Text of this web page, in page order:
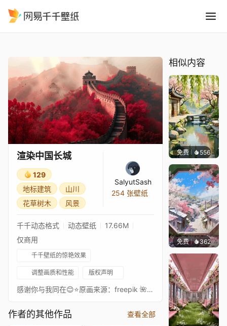
渲染中国长城
129
地标建筑
山川
花草树木
风景
SalyutSash
254 张壁纸
千千动态格式 动态壁纸
17.66M
仅商用
千千壁纸的惊艳效果
调整画质和性能 版权声明
感谢你与我同在😊⭐原画来源：freepik 🌺如果你喜欢我的作品，我感到非常高兴。如果你愿意，可以表达你的感谢。非常高兴你喜欢我的作品。如果你愿意，随时表达你的感谢。https://boosty.to/salyutsash/donate
作者的其他作品 查看全部
相似内容
免费 556渔小小
免费 362渔小小